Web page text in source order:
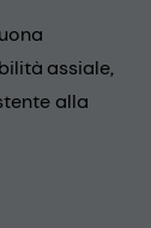
assiale,
alla